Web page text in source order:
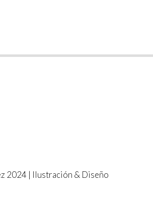
2024 | Ilustración & Diseño